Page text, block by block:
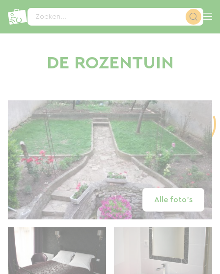
Zoeken...
DE ROZENTUIN
Alle foto's
Cookies beheer paneel